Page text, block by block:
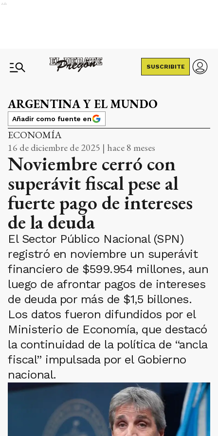
Ads
SUSCRIBITE
ARGENTINA Y EL MUNDO
Añadir como fuente en
ECONOMÍA
16 de diciembre de 2025 | hace 8 meses
Noviembre cerró con
superávit fiscal pese al
fuerte pago de intereses
de la deuda
El Sector Público Nacional (SPN)
registró en noviembre un superávit
financiero de $599.954 millones, aun
luego de afrontar pagos de intereses
de deuda por más de $1,5 billones.
Los datos fueron difundidos por el
Ministerio de Economía, que destacó
la continuidad de la política de “ancla
fiscal” impulsada por el Gobierno
nacional.